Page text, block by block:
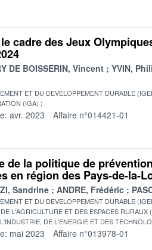
cadre des Jeux
DE BOISSERIN, Vincent
YVIN,
ET DU DEVELOPPEMENT DURABLE
(IGA)
avr. 2023 Affaire n°014421-01
de la politique de
en région des Pays-de-la-
Sandrine ANDRE, Frédéric
ET DU DEVELOPPEMENT DURABLE
L'AGRICULTURE ET DES ESPACES RURAUX
DE L'ENERGIE ET DES
mai 2023 Affaire n°013978-01